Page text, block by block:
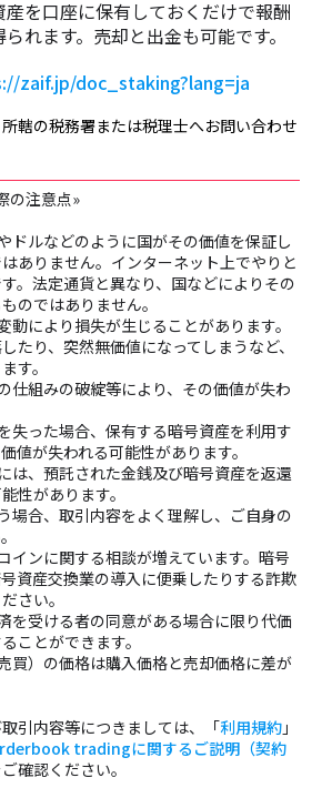
を口座に保有しておくだけで報酬
れます。 売却と出金も可能です。
zaif.jp/doc_staking?lang=ja
轄の税務署または税理士へお問い合わせ
の注意点»
ドルなどのように国がその価値を保証し
ありません。インターネット上でやりと
。法定通貨と異なり、国などによりその
のではありません。
動により損失が生じることがあります。
たり、突然無価値になってしまうなど、
す。
仕組みの破綻等により、その価値が失わ
失った場合、保有する暗号資産を利用す
値が失われる可能性があります。
は、預託された金銭及び暗号資産を返還
性があります。
場合、取引内容をよく理解し、ご自身の
インに関する相談が増えています。暗号
資産交換業の導入に便乗したりする詐欺
さい。
を受ける者の同意がある場合に限り代価
ことができます。
買）の価格は購入価格と売却価格に差が
引内容等につきましては、「利用規約 」
tradingに関するご説明（契約
確認ください。